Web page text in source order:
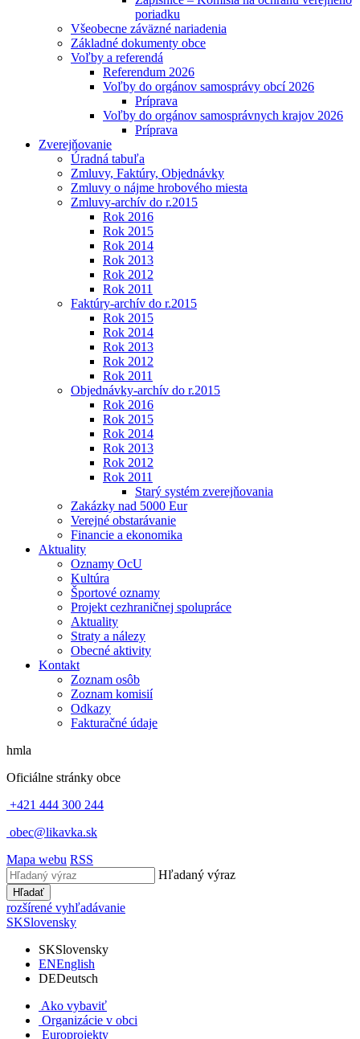
poriadku
Všeobecne záväzné nariadenia
Základné dokumenty obce
Voľby a referendá
Referendum 2026
Voľby do orgánov samosprávy obcí 2026
Príprava
Voľby do orgánov samosprávnych krajov 2026
Príprava
Zverejňovanie
Úradná tabuľa
Zmluvy, Faktúry, Objednávky
Zmluvy o nájme hrobového miesta
Zmluvy-archív do r.2015
Rok 2016
Rok 2015
Rok 2014
Rok 2013
Rok 2012
Rok 2011
Faktúry-archív do r.2015
Rok 2015
Rok 2014
Rok 2013
Rok 2012
Rok 2011
Objednávky-archív do r.2015
Rok 2016
Rok 2015
Rok 2014
Rok 2013
Rok 2012
Rok 2011
Starý systém zverejňovania
Zakázky nad 5000 Eur
Verejné obstarávanie
Financie a ekonomika
Aktuality
Oznamy OcU
Kultúra
Športové oznamy
Projekt cezhraničnej spolupráce
Aktuality
Straty a nálezy
Obecné aktivity
Kontakt
Zoznam osôb
Zoznam komisií
Odkazy
Fakturačné údaje
hmla
Oficiálne stránky obce
+421 444 300 244
obec@likavka.sk
Mapa webu RSS
Hľadaný výraz
Hľadať
rozšírené vyhľadávanie
SKSlovensky
SKSlovensky
ENEnglish
DEDeutsch
Ako vybaviť
Organizácie v obci
Europrojekty